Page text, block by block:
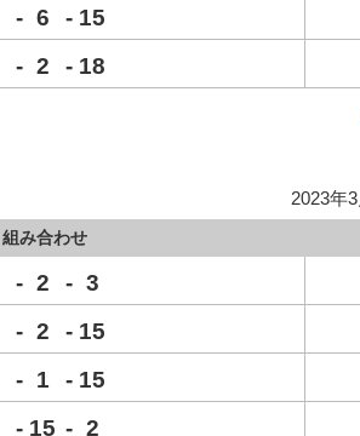
- 6 - 15
- 2 - 18
2023年
組み合わせ
- 2 - 3
- 2 - 15
- 1 - 15
- 15 - 2